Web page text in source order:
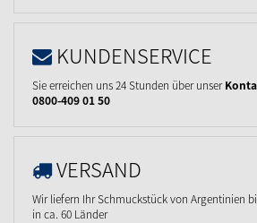
KUNDENSERVICE
Sie erreichen uns 24 Stunden über unser
0800-409 01 50
VERSAND
Wir liefern Ihr Schmuckstück von Argentinien
in ca. 60 Länder